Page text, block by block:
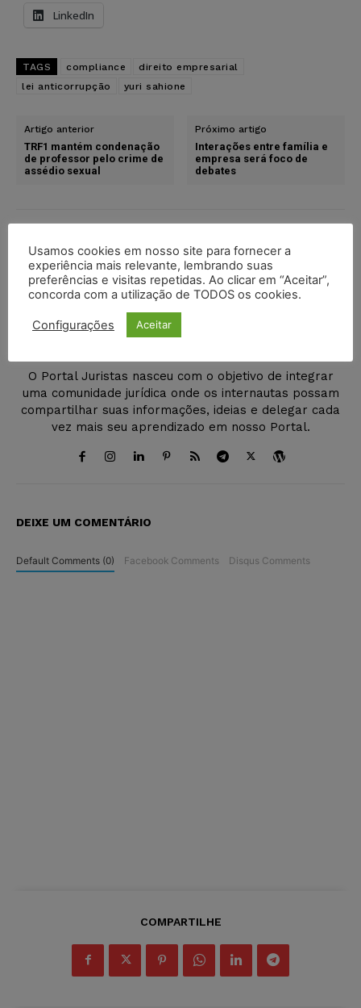
LinkedIn
TAGS compliance
direito empresarial
lei anticorrupção
yuri sahione
Artigo anterior
TRF1 mantém condenação
de professor pelo crime de
assédio sexual
Próximo artigo
Interações entre família e
empresa será foco de
debates
Juristas
O Portal Juristas nasceu com o objetivo de integrar
uma comunidade jurídica onde os internautas possam
compartilhar suas informações, ideias e delegar cada
vez mais seu aprendizado em nosso Portal.
DEIXE UM COMENTÁRIO
Default Comments (0) Facebook Comments Disqus Comments
COMPARTILHE
Usamos cookies em nosso site para fornecer a
experiência mais relevante, lembrando suas
preferências e visitas repetidas. Ao clicar em “Aceitar”,
concorda com a utilização de TODOS os cookies.
Configurações Aceitar